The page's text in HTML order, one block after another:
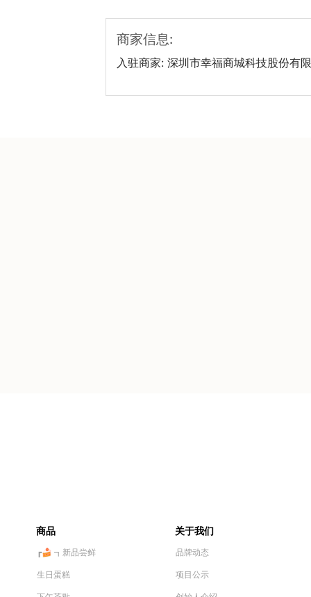
商家信息:
入驻商家: 深圳市幸福商城科技股份有
商品
┏🍰 ┓新品尝鲜
生日蛋糕
关于我们
品牌动态
项目公示